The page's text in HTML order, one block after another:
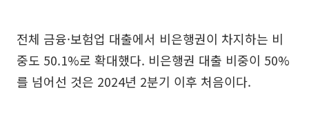
전체 금융·보험업 대출에서 비은행권이 차지하는 비
중도 50.1%로 확대했다. 비은행권 대출 비중이 50%
를 넘어선 것은 2024년 2분기 이후 처음이다.